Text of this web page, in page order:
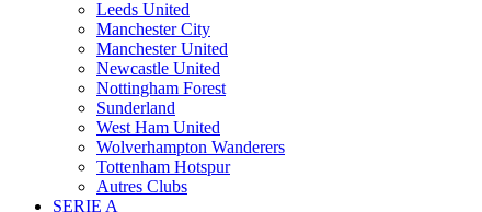
Leeds United
Manchester City
Manchester United
Newcastle United
Nottingham Forest
Sunderland
West Ham United
Wolverhampton Wanderers
Tottenham Hotspur
Autres Clubs
SERIE A